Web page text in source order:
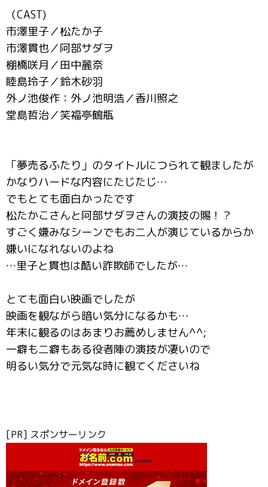
（CAST)
市澤里子／松たか子
市澤貫也／阿部サダヲ
棚橋咲月／田中麗奈
睦島玲子／鈴木砂羽
外ノ池俊作：外ノ池明浩／香川照之
堂島哲治／笑福亭鶴瓶
「夢売るふたり」のタイトルにつられて観ましたが
かなりハードな内容にたじたじ…
でもとても面白かったです
松たかこさんと阿部サダヲさんの演技の賜！？
すごく嫌みなシーンでもお二人が演じているからか
嫌いになれないのよね
…里子と貫也は酷い詐欺師でしたが…
とても面白い映画でしたが
映画を観ながら暗い気分になるかも…
年末に観るのはあまりお薦めしません^^;
一癖も二癖もある役者陣の演技が凄いので
明るい気分で元気な時に観てくださいね
[PR] スポンサーリンク